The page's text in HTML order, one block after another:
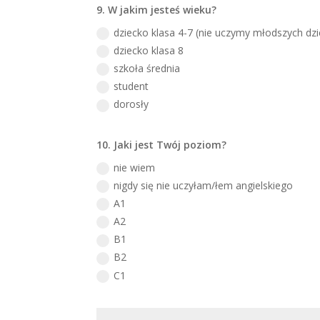
9. W jakim jesteś wieku?
dziecko klasa 4-7 (nie uczymy młodszych
dziecko klasa 8
szkoła średnia
student
dorosły
10. Jaki jest Twój poziom?
nie wiem
nigdy się nie uczyłam/łem angielskiego
A1
A2
B1
B2
C1